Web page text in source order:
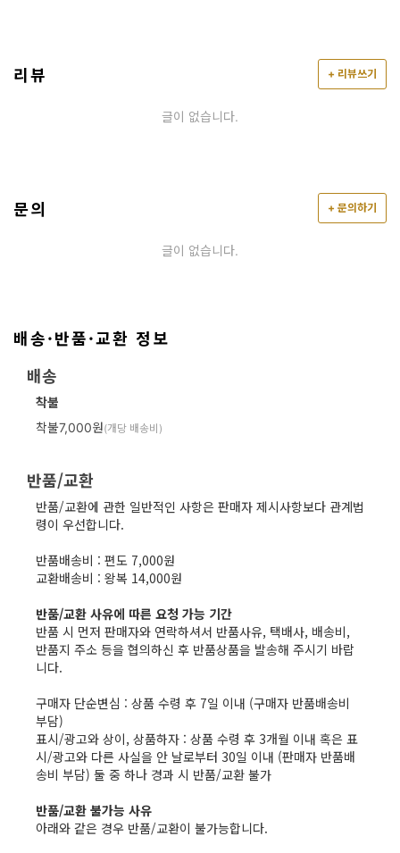
리뷰 + 리뷰쓰기
글이 없습니다.
문의 + 문의하기
글이 없습니다.
배송·반품·교환 정보
배송
착불
착불7,000원(개당 배송비)
반품/교환
반품/교환에 관한 일반적인 사항은 판매자 제시사항보다 관계법
령이 우선합니다.
반품배송비 : 편도 7,000원
교환배송비 : 왕복 14,000원
반품/교환 사유에 따른 요청 가능 기간
반품 시 먼저 판매자와 연락하셔서 반품사유, 택배사, 배송비,
반품지 주소 등을 협의하신 후 반품상품을 발송해 주시기 바랍
니다.
구매자 단순변심 : 상품 수령 후 7일 이내 (구매자 반품배송비
부담)
표시/광고와 상이, 상품하자 : 상품 수령 후 3개월 이내 혹은 표
시/광고와 다른 사실을 안 날로부터 30일 이내 (판매자 반품배
송비 부담) 둘 중 하나 경과 시 반품/교환 불가
반품/교환 불가능 사유
아래와 같은 경우 반품/교환이 불가능합니다.